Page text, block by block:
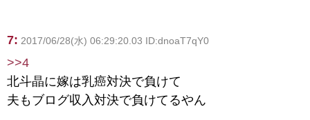
7: 2017/06/28(水) 06:29:20.03 ID:dnoaT7qY0
>>4
北斗晶に嫁は乳癌対決で負けて
夫もブログ収入対決で負けてるやん